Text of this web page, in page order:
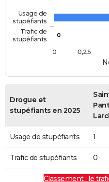
0
Usage de
stupéfiants
Trafic de
stupéfiants
0
0,25
Drogue et
stupéfiants en 2025
Usage de stupéfiants 1
Trafic de stupéfiants 0
Classement : le